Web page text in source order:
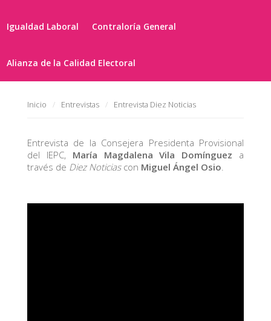
Igualdad Laboral Contraloría General
Alianza de la Calidad Electoral
Inicio Entrevistas Entrevista Diez Noticias
Entrevista de la Consejera Presidenta Provisional
del IEPC, María Magdalena Vila Domínguez a
través de Diez Noticiascon Miguel Ángel Osio.